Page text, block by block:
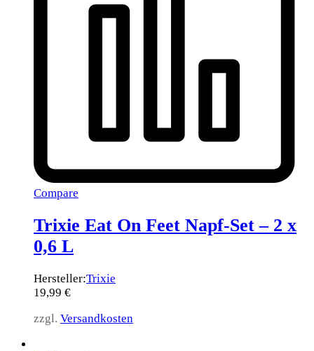
Compare
Trixie Eat On Feet Napf-Set – 2 x
0,6 L
Hersteller:Trixie
19,99 €
zzgl. Versandkosten